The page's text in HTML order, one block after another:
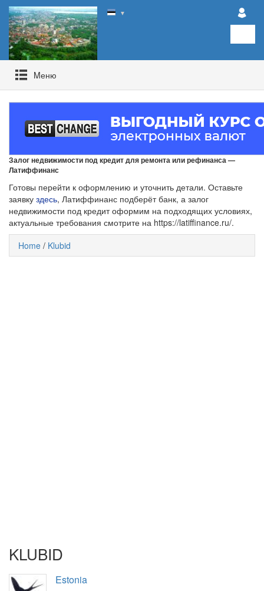
▼
Mеню
Залог недвижимости под кредит для ремонта или рефинанса —
Латиффинанс
Готовы перейти к оформлению и уточнить детали. Оставьте
заявку здесь, Латиффинанс подберёт банк, а залог
недвижимости под кредит оформим на подходящих условиях,
актуальные требования смотрите на https://latiffinance.ru/.
Home / Klubid
KLUBID
Estonia